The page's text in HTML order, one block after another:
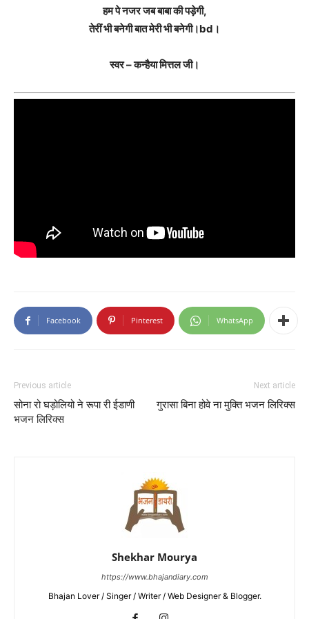
हम पे नजर जब बाबा की पड़ेगी,
तेरीं भी बनेगी बात मेरी भी बनेगी।bd।
स्वर – कन्हैया मित्तल जी।
Facebook Pinterest WhatsApp
Previous article
सोना रो घड़ोलियो ने रूपा री ईडाणी
भजन लिरिक्स
Next article
गुरासा बिना होवे ना मुक्ति भजन लिरिक्स
Shekhar Mourya
https://www.bhajandiary.com
Bhajan Lover / Singer / Writer / Web Designer & Blogger.